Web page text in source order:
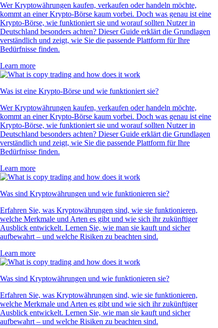
Wer Kryptowährungen kaufen, verkaufen oder handeln möchte,
kommt an einer Krypto-Börse kaum vorbei. Doch was genau ist eine
Krypto-Börse, wie funktioniert sie und worauf sollten Nutzer in
Deutschland besonders achten? Dieser Guide erklärt die Grundlagen
verständlich und zeigt, wie Sie die passende Plattform für Ihre
Bedürfnisse finden.
Learn more
Was ist eine Krypto-Börse und wie funktioniert sie?
Wer Kryptowährungen kaufen, verkaufen oder handeln möchte,
kommt an einer Krypto-Börse kaum vorbei. Doch was genau ist eine
Krypto-Börse, wie funktioniert sie und worauf sollten Nutzer in
Deutschland besonders achten? Dieser Guide erklärt die Grundlagen
verständlich und zeigt, wie Sie die passende Plattform für Ihre
Bedürfnisse finden.
Learn more
Was sind Kryptowährungen und wie funktionieren sie?
Erfahren Sie, was Kryptowährungen sind, wie sie funktionieren,
welche Merkmale und Arten es gibt und wie sich ihr zukünftiger
Ausblick entwickelt. Lernen Sie, wie man sie kauft und sicher
aufbewahrt – und welche Risiken zu beachten sind.
Learn more
Was sind Kryptowährungen und wie funktionieren sie?
Erfahren Sie, was Kryptowährungen sind, wie sie funktionieren,
welche Merkmale und Arten es gibt und wie sich ihr zukünftiger
Ausblick entwickelt. Lernen Sie, wie man sie kauft und sicher
aufbewahrt – und welche Risiken zu beachten sind.